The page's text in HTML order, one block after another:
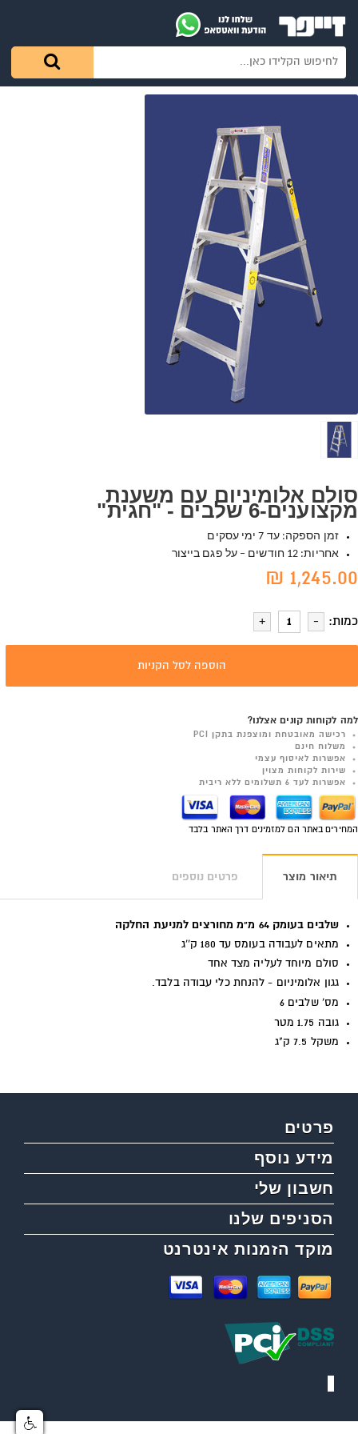
סולם אלומיניום עם משענת
מקצוענים-6 שלבים - "חגית"
זמן הספקה: עד 7 ימי עסקים
אחריות: 12 חודשים – על פגם בייצור
1,245.00 ₪
כמות:
הוספה לסל הקניות
למה לקוחות קונים אצלנו?
רכישה מאובטחת ומוצפנת בתקן PCI
משלוח חינם
אפשרות לאיסוף עצמי
שירות לקוחות מצוין
אפשרות לעד 6 תשלומים ללא ריבית
המחירים באתר הם למזמינים דרך האתר בלבד
תיאור מוצר פרטים נוספים
שלבים בעומק 64 מ"מ מחורצים למניעת החלקה
מתאים לעבודה בעומס עד 180 ק''ג
סולם מיוחד לעליה מצד אחד
גגון אלומיניום - להנחת כלי עבודה בלבד.
מס' שלבים 6
גובה 1.75 מטר
משקל 7.5 ק"ג
פרטים
מידע נוסף
חשבון שלי
הסניפים שלנו
מוקד הזמנות אינטרנט